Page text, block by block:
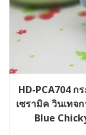
HD-PCA704 ก
เซรามิค วินเทจ
Blue